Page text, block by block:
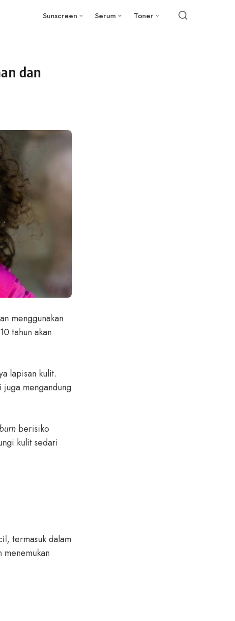
Sunscreen Serum Toner
dan
menggunakan
tahun akan
lapisan kulit.
mengandung
berisiko
kulit sedari
termasuk dalam
menemukan